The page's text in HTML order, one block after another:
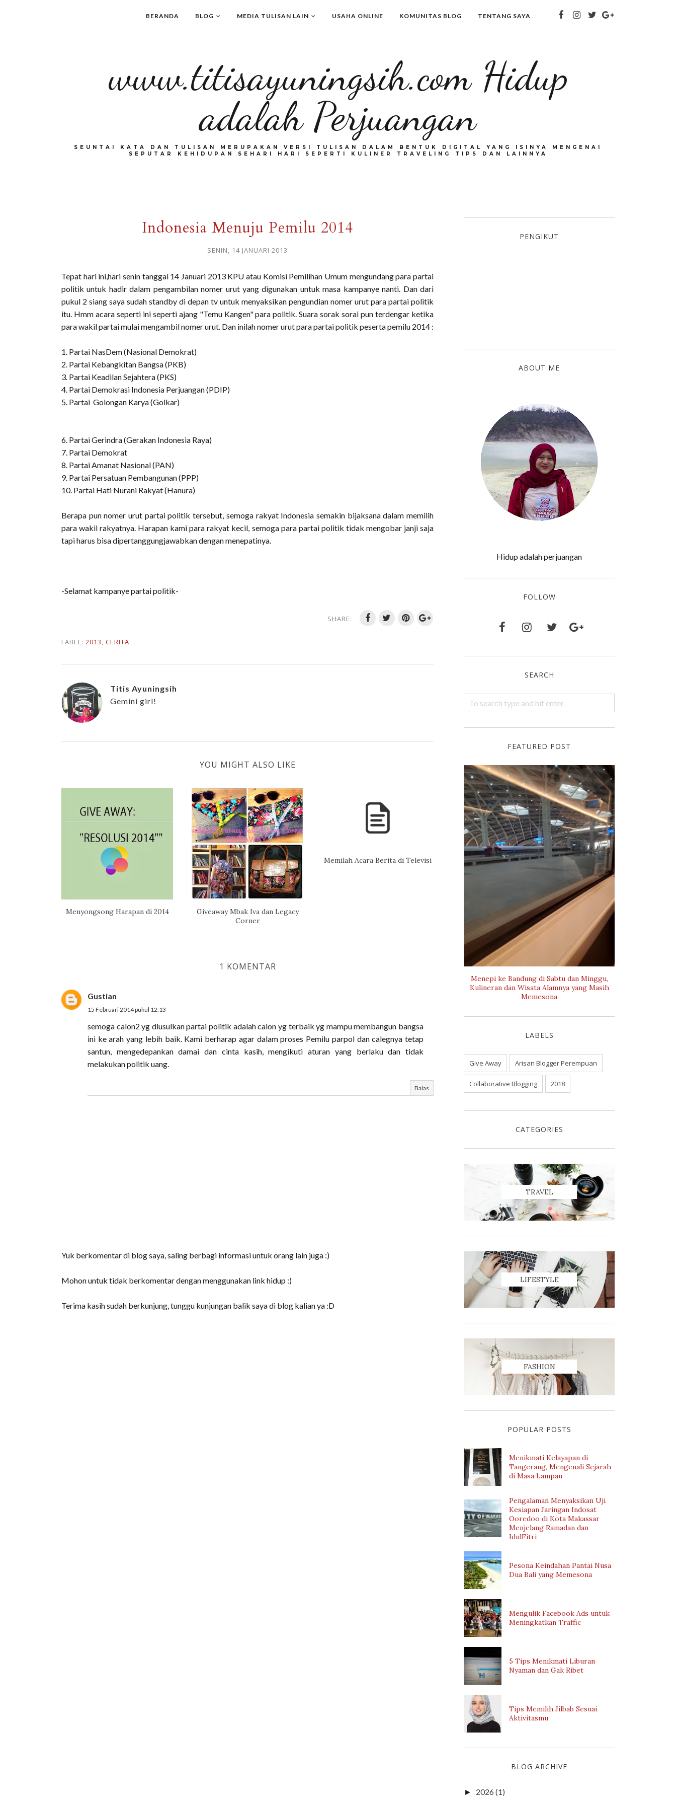
BERANDA BLOG MEDIA TULISAN LAIN USAHA ONLINE KOMUNITAS BLOG TENTANG SAYA
www.titisayuningsih.com Hidup
adalah Perjuangan
SEUNTAI KATA DAN TULISAN MERUPAKAN VERSI TULISAN DALAM BENTUK DIGITAL YANG ISINYA MENGENAI
SEPUTAR KEHIDUPAN SEHARI HARI SEPERTI KULINER TRAVELING TIPS DAN LAINNYA
Indonesia Menuju Pemilu 2014
SENIN, 14 JANUARI 2013
Tepat hari ini,hari senin tanggal 14 Januari 2013 KPU atau Komisi Pemilihan Umum mengundang para partai
politik untuk hadir dalam pengambilan nomer urut yang digunakan untuk masa kampanye nanti. Dan dari
pukul 2 siang saya sudah standby di depan tv untuk menyaksikan pengundian nomer urut para partai politik
itu. Hmm acara seperti ini seperti ajang "Temu Kangen" para politik. Suara sorak sorai pun terdengar ketika
para wakil partai mulai mengambil nomer urut. Dan inilah nomer urut para partai politik peserta pemilu 2014 :
1. Partai NasDem (Nasional Demokrat)
2. Partai Kebangkitan Bangsa (PKB)
3. Partai Keadilan Sejahtera (PKS)
4. Partai Demokrasi Indonesia Perjuangan (PDIP)
5. Partai Golongan Karya (Golkar)
6. Partai Gerindra (Gerakan Indonesia Raya)
7. Partai Demokrat
8. Partai Amanat Nasional (PAN)
9. Partai Persatuan Pembangunan (PPP)
10. Partai Hati Nurani Rakyat (Hanura)
Berapa pun nomer urut partai politik tersebut, semoga rakyat Indonesia semakin bijaksana dalam memilih
para wakil rakyatnya. Harapan kami para rakyat kecil, semoga para partai politik tidak mengobar janji saja
tapi harus bisa dipertanggungjawabkan dengan menepatinya.
-Selamat kampanye partai politik-
SHARE:
LABEL: 2013, CERITA
Titis Ayuningsih
Gemini girl!
YOU MIGHT ALSO LIKE
Menyongsong Harapan di 2014
Giveaway Mbak Iva dan Legacy
Corner
Memilah Acara Berita di Televisi
1 KOMENTAR
Gustian
15 Februari 2014 pukul 12.13
semoga calon2 yg diusulkan partai politik adalah calon yg terbaik yg mampu membangun bangsa
ini ke arah yang lebih baik. Kami berharap agar dalam proses Pemilu parpol dan calegnya tetap
santun, mengedepankan damai dan cinta kasih, mengikuti aturan yang berlaku dan tidak
melakukan politik uang.
Balas
Yuk berkomentar di blog saya, saling berbagi informasi untuk orang lain juga :)
Mohon untuk tidak berkomentar dengan menggunakan link hidup :)
Terima kasih sudah berkunjung, tunggu kunjungan balik saya di blog kalian ya :D
PENGIKUT
ABOUT ME
Hidup adalah perjuangan
FOLLOW
SEARCH
FEATURED POST
Menepi ke Bandung di Sabtu dan Minggu,
Kulineran dan Wisata Alamnya yang Masih
Memesona
LABELS
Give Away Arisan Blogger Perempuan
Collaborative Blogging 2018
CATEGORIES
TRAVEL
LIFESTYLE
FASHION
POPULAR POSTS
Menikmati Kelayapan di
Tangerang, Mengenali Sejarah
di Masa Lampau
Pengalaman Menyaksikan Uji
Kesiapan Jaringan Indosat
Ooredoo di Kota Makassar
Menjelang Ramadan dan
IdulFitri
Pesona Keindahan Pantai Nusa
Dua Bali yang Memesona
Mengulik Facebook Ads untuk
Meningkatkan Traffic
5 Tips Menikmati Liburan
Nyaman dan Gak Ribet
Tips Memilih Jilbab Sesuai
Aktivitasmu
BLOG ARCHIVE
► 2026 (1)